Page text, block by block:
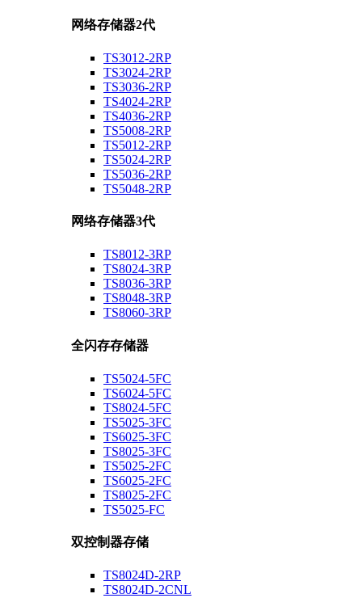
网络存储器2代
TS3012-2RP
TS3024-2RP
TS3036-2RP
TS4024-2RP
TS4036-2RP
TS5008-2RP
TS5012-2RP
TS5024-2RP
TS5036-2RP
TS5048-2RP
网络存储器3代
TS8012-3RP
TS8024-3RP
TS8036-3RP
TS8048-3RP
TS8060-3RP
全闪存存储器
TS5024-5FC
TS6024-5FC
TS8024-5FC
TS5025-3FC
TS6025-3FC
TS8025-3FC
TS5025-2FC
TS6025-2FC
TS8025-2FC
TS5025-FC
双控制器存储
TS8024D-2RP
TS8024D-2CNL